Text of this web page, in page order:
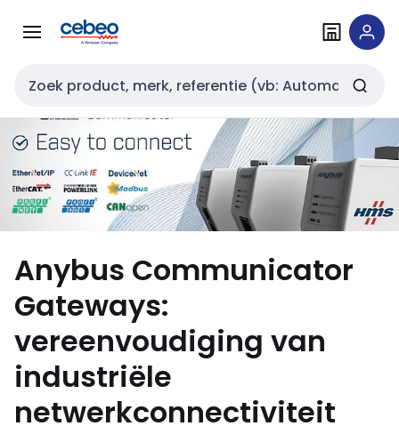
naar
naar
Zoekveld invoer
Anybus Communicator
Gateways:
vereenvoudiging van
industriële
netwerkconnectiviteit